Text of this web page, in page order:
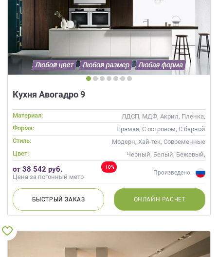
Кухня Авогадро 9
Материал:
ЛДСП, МДФ, Акрил, Пленка,
Alvic / УФ лак, Матовые, Эмаль,
Шпон
Форма:
Прямая, С островом, С барной
стойкой
Стиль:
Модерн, Хай-тек, Современные
Цвет:
Черный, Белый, Бежевый,
Слоновая кость, Кремовый,
Коричневый
-10%
от 38 542 руб.
Цена за погонный метр
Произведено:
БЫСТРЫЙЗАКАЗ ОНЛАЙН РАСЧЕТ